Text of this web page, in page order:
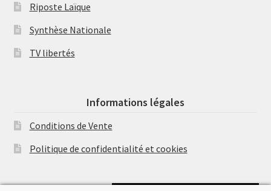
Riposte Laïque
Synthèse Nationale
TV libertés
Informations légales
Conditions de Vente
Politique de confidentialité et cookies